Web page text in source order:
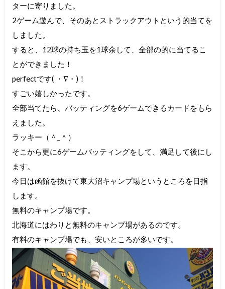
ターに寄りました。
2ゲーム遊んで、そのあとストラックアウトという的当てを
しました。
すると、12球の持ち玉を1球余して、全部の的に当てるこ
とができました！
perfectです( ・∇・)！
すごい嬉しかったです。
全部当てたら、バッティングを6ゲームできるカードをもら
えました。
ラッキー（＾_＾）
そこから更に6ゲームバッティングをして、満足して後にし
ます。
今日は函館を抜けて東大沼キャンプ場というところを目指
します。
無料のキャンプ場です。
北海道にはわりと無料のキャンプ場があるのです。
有料のキャンプ場でも、安いところが多いです。